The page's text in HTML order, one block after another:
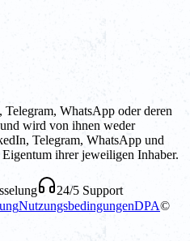
WhatsApp oder deren
wird von ihnen weder
Telegram, WhatsApp und
ihrer jeweiligen Inhaber.
24/5 Support
NutzungsbedingungenDPA©